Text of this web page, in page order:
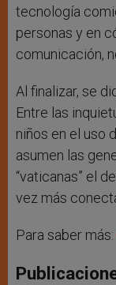
tecnología
personas y en
comunicación,
Al finalizar, se
Entre las
niños en el uso
asumen las
“vaticanas” el
vez más
Para saber más: